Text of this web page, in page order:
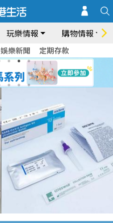
玩樂情報 購物情報
娛樂新聞 定期存款